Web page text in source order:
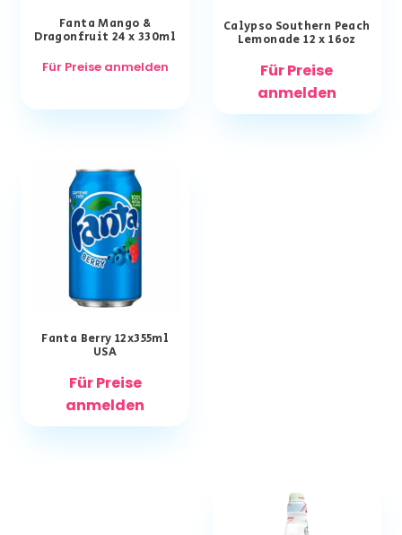
Fanta Mango &
Dragonfruit 24 x 330ml
Für Preise anmelden
Calypso Southern Peach
Lemonade 12 x 16oz
Für Preise
anmelden
Fanta Berry 12x355ml
USA
Für Preise
anmelden